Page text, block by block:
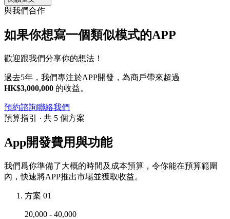
與我們合作
如果你想寫一個類似模式的APP
歡迎跟我們分享你的想法！
過去5年，我們專注於APP開發，為商戶帶來超過
HK$3,000,000 的收益。
預約諮詢聯絡我們
預算指引 · 共 5 個方案
App開發費用與功能
我們爲你準備了大概的時間及成本預算，令你能在預算範圍
內，快速將APP推出市場並獲取收益。
方案 01
20,000 - 40,000